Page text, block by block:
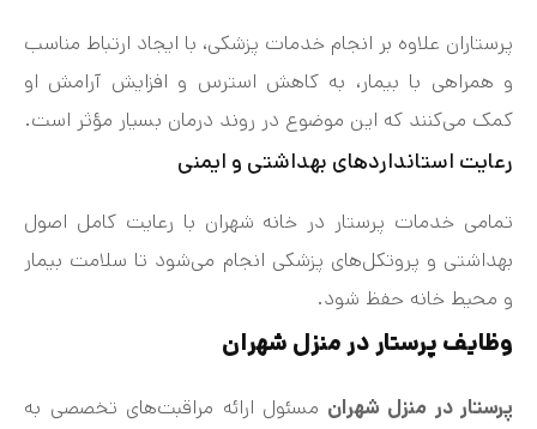
پرستاران علاوه بر انجام خدمات پزشکی، با ایجاد ارتباط مناسب
و همراهی با بیمار، به کاهش استرس و افزایش آرامش او
کمک می‌کنند که این موضوع در روند درمان بسیار مؤثر است.
رعایت استانداردهای بهداشتی و ایمنی
تمامی خدمات پرستار در خانه شهران با رعایت کامل اصول
بهداشتی و پروتکل‌های پزشکی انجام می‌شود تا سلامت بیمار
و محیط خانه حفظ شود.
وظایف پرستار در منزل شهران
پرستار در منزل شهران مسئول ارائه مراقبت‌های تخصصی به